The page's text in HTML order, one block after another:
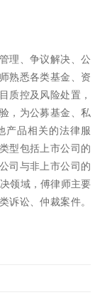
理、争议解决、公
熟悉各类基金、资
质控及风险处置，
，为公募基金、私
产品相关的法律服
型包括上市公司的
司与非上市公司的
领域，傅律师主要
诉讼、仲裁案件。